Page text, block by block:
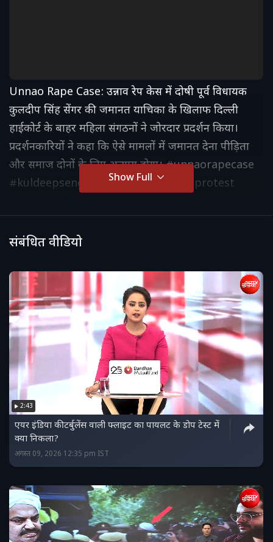
Unnao Rape Case: उन्नाव रेप केस में दोषी पूर्व विधायक
कुलदीप सिंह सेंगर की जमानत याचिका के खिलाफ दिल्ली
हाईकोर्ट के बाहर महिला संगठनों ने जोरदार प्रदर्शन किया।
प्रदर्शनकारियों ने कहा कि ऐसे मामलों में जमानत देना पीड़िता
और समाज दोनों के लिए अन्याय होगा। #unnaorapecase
#kuldeepsengar #delhihighcourt #protest
Show Full
संबंधित वीडियो
2:43
एयर इंडिया की टर्बुलेंस वाली फ्लाइट का पायलट के डोप टेस्ट में
क्या निकला?
अगस्त 09, 2026 12:35 pm IST